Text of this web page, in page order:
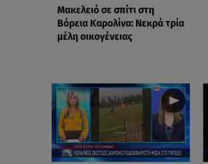
Μακελειό σε σπίτι στη
Βόρεια Καρολίνα: Νεκρά τρία
μέλη οικογένειας